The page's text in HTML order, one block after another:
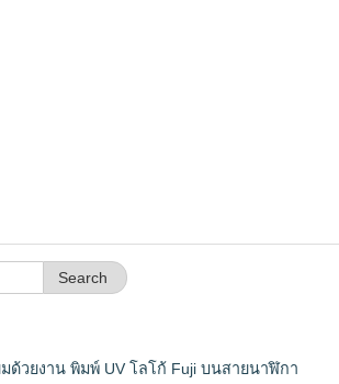
ด้วยงาน พิมพ์ UV โลโก้ Fuji บนสายนาฬิกา